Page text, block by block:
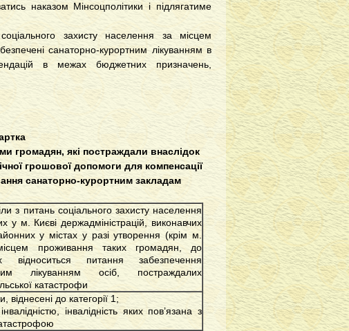
наказом Мінсоцполітики і підлягатиме
захисту населення за місцем
санаторно-курортним лікуванням в
в межах бюджетних призначень,
громадян, які постраждали внаслідок
грошової допомоги для компенсації
санаторно-курортним закладам
з питань соціального захисту населення
у м. Києві держадміністрацій, виконавчих
у містах у разі утворення (крім м.
проживання таких громадян, до
відноситься питання забезпечення
лікуванням осіб, постраждалих
катастрофи
віднесені до категорії 1;
інвалідність яких пов’язана з